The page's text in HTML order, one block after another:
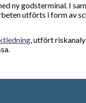
ny godsterminal. I
utförts i form av
, utfört